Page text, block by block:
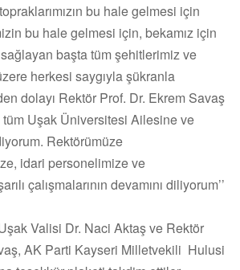
bu hale gelmesi için
bu hale gelmesi için, bekamız için
sağlayan başta tüm şehitlerimiz ve
herkesi saygıyla şükranla
dolayı Rektör Prof. Dr. Ekrem Savaş
Uşak Üniversitesi Ailesine ve
Rektörümüze
idari personelimize ve
çalışmalarının devamını diliyorum’’
Valisi Dr. Naci Aktaş ve Rektör
AK Parti Kayseri Milletvekili Hulusi